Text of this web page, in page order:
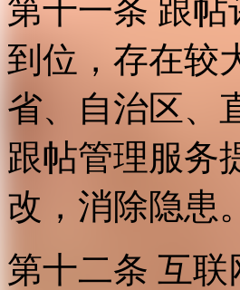
第十一条 跟
到位，存在较
省、自治区、
跟帖管理服务
改，消除隐患。
第十二条 互